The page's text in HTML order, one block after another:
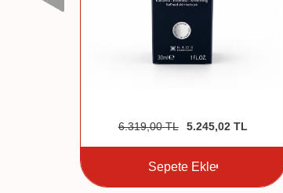
6.319,00TL 5.245,02TL
Sepete Ekle